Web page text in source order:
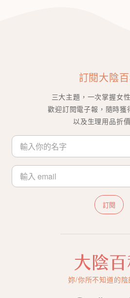
訂閱大陰
三大主題，一次掌握女
歡迎訂閱電子報，隨時獲
以及生理用品折
訂閱
妳/你所不知道的陰